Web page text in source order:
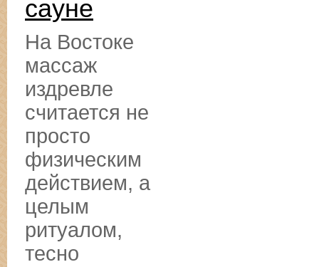
сауне
На Востоке
массаж
издревле
считается не
просто
физическим
действием, а
целым
ритуалом,
тесно